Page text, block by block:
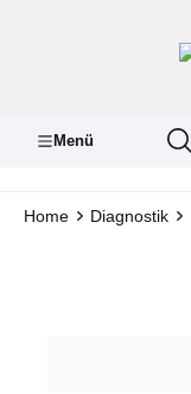
Menü
Home Diagnostik